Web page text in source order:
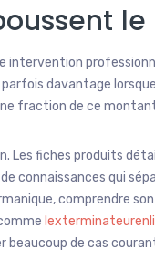
intervention
davantage
fraction de ce
Les fiches produits
connaissances qui
comprendre
beaucoup de cas